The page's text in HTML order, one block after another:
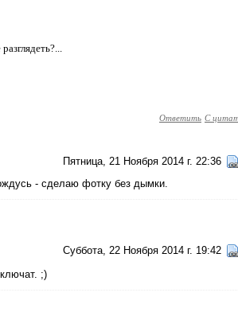
Ответить С
Пятница, 21 Ноября 2014 г. 22:36
- сделаю фотку без дымки.
Суббота, 22 Ноября 2014 г. 19:42
;)